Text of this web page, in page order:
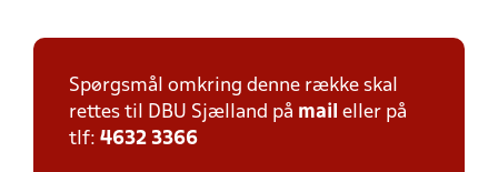
Spørgsmål omkring denne række skal
rettes til DBU Sjælland på mail eller på
tlf: 4632 3366